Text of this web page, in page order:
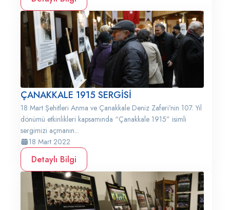
ÇANAKKALE 1915 SERGİSİ
18 Mart Şehitleri Anma ve Çanakkale Deniz Zaferi’nin 107. Yıl
dönümü etkinlikleri kapsamında “Çanakkale 1915” isimli
sergimizi açmanın...
18 Mart 2022
Detaylı Bilgi